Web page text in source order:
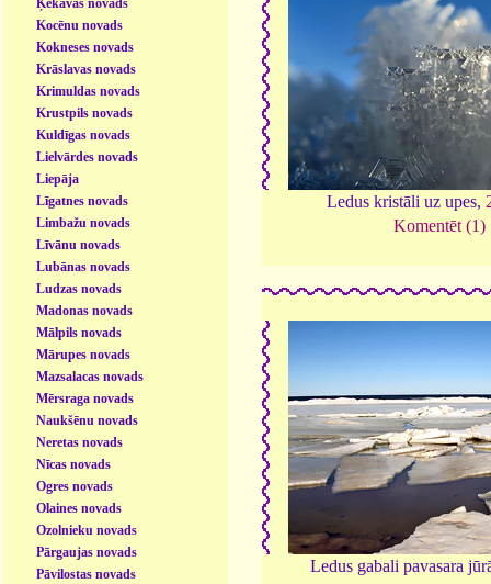
Ķekavas novads
Kocēnu novads
Kokneses novads
Krāslavas novads
Krimuldas novads
Krustpils novads
Kuldīgas novads
Lielvārdes novads
Liepāja
Līgatnes novads
Limbažu novads
Līvānu novads
Lubānas novads
Ludzas novads
Madonas novads
Mālpils novads
Mārupes novads
Mazsalacas novads
Mērsraga novads
Naukšēnu novads
Neretas novads
Nīcas novads
Ogres novads
Olaines novads
Ozolnieku novads
Pārgaujas novads
Pāvilostas novads
Ledus kristāli uz upes,
Komentēt (1)
Ledus gabali pavasara